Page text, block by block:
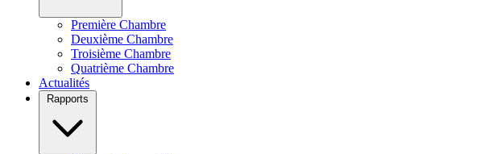
Première Chambre
Deuxième Chambre
Troisième Chambre
Quatrième Chambre
Actualités